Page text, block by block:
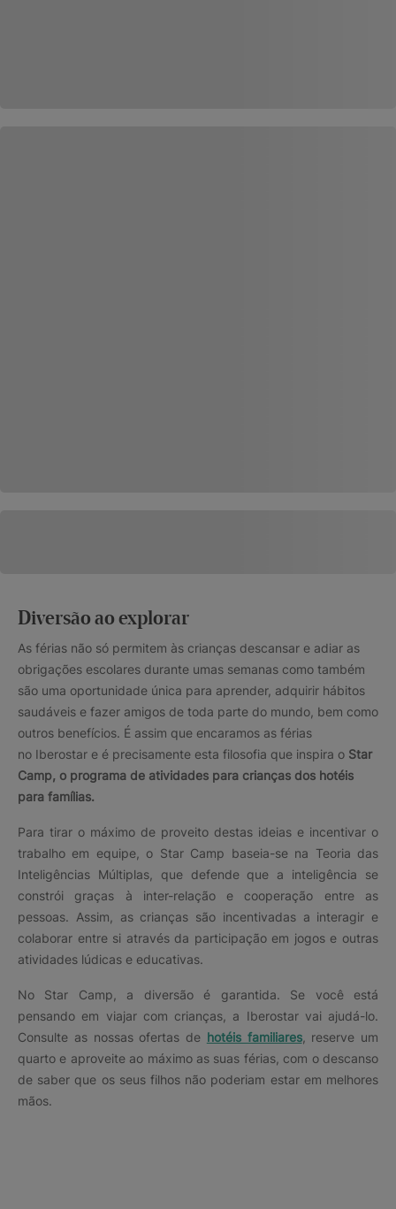
Diversão ao explorar
As férias não só permitem às crianças descansar e adiar as
obrigações escolares durante umas semanas como também
são uma oportunidade única para aprender, adquirir hábitos
saudáveis e fazer amigos de toda parte do mundo, bem como
outros benefícios. É assim que encaramos as férias
no Iberostar e é precisamente esta filosofia que inspira o Star
Camp, o programa de atividades para crianças dos hotéis
para famílias.
Para tirar o máximo de proveito destas ideias e incentivar o
trabalho em equipe, o Star Camp baseia-se na Teoria das
Inteligências Múltiplas, que defende que a inteligência se
constrói graças à inter-relação e cooperação entre as
pessoas. Assim, as crianças são incentivadas a interagir e
colaborar entre si através da participação em jogos e outras
atividades lúdicas e educativas.
No Star Camp, a diversão é garantida. Se você está
pensando em viajar com crianças, a Iberostar vai ajudá-lo.
Consulte as nossas ofertas de hotéis familiares, reserve um
quarto e aproveite ao máximo as suas férias, com o descanso
de saber que os seus filhos não poderiam estar em melhores
mãos.